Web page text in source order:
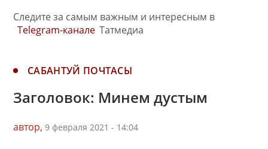
Следите за самым важным и интересным в
Telegram-канале Татмедиа
САБАНТУЙ ПОЧТАСЫ
Заголовок: Минем дустым
автор, 9 февраля 2021 - 14:04